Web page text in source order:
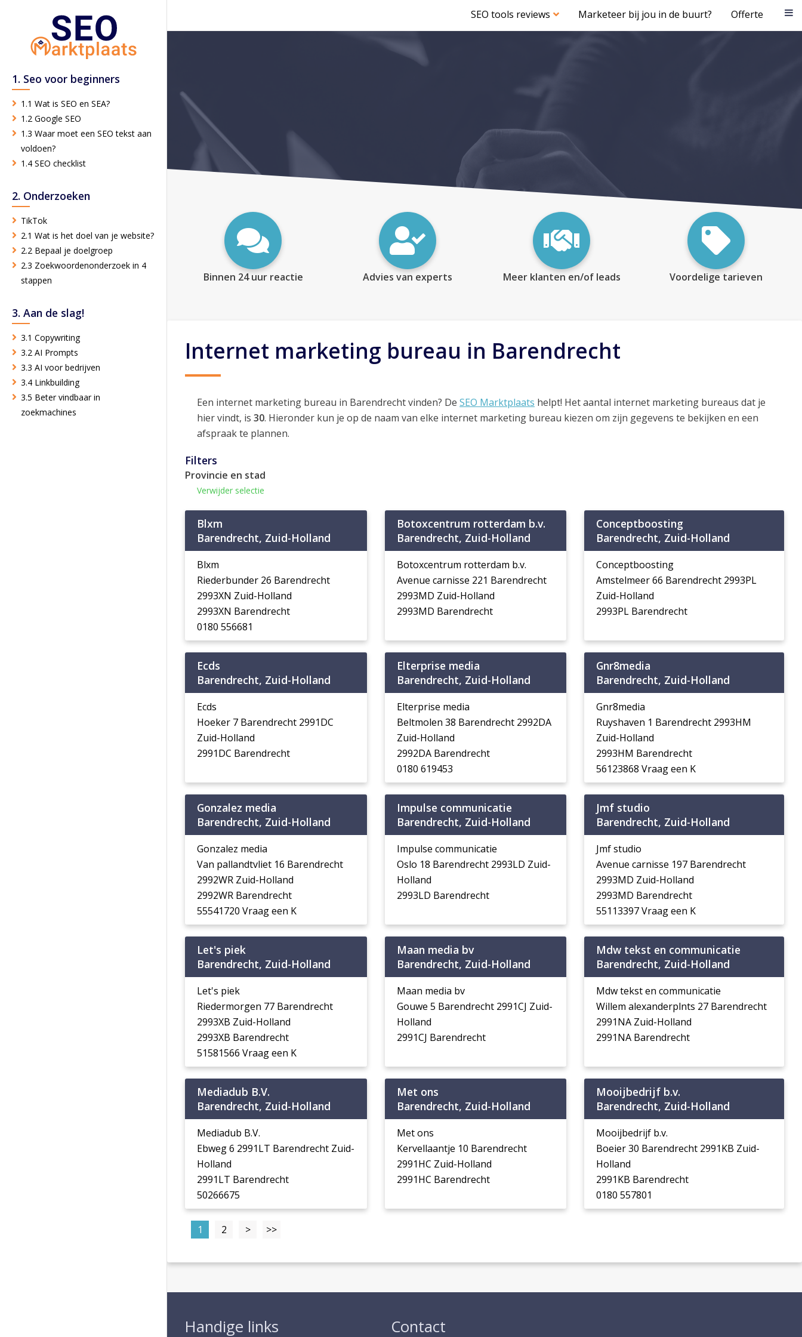
SEO tools reviews Marketeer bij jou in de buurt? Offerte
1. Seo voor beginners
1.1 Wat is SEO en SEA?
1.2 Google SEO
1.3 Waar moet een SEO tekst aan
voldoen?
1.4 SEO checklist
2. Onderzoeken
TikTok
2.1 Wat is het doel van je website?
2.2 Bepaal je doelgroep
2.3 Zoekwoordenonderzoek in 4
stappen
3. Aan de slag!
3.1 Copywriting
3.2 AI Prompts
3.3 AI voor bedrijven
3.4 Linkbuilding
3.5 Beter vindbaar in
zoekmachines
Binnen 24 uur reactie Advies van experts Meer klanten en/of leads Voordelige tarieven
Internet marketing bureau in Barendrecht
Een internet marketing bureau in Barendrecht vinden? De SEO Marktplaats helpt! Het aantal internet marketing bureaus dat je
hier vindt, is 30. Hieronder kun je op de naam van elke internet marketing bureau kiezen om zijn gegevens te bekijken en een
afspraak te plannen.
Filters
Provincie en stad
Verwijder selectie
Blxm
Barendrecht, Zuid-Holland
Blxm
Riederbunder 26 Barendrecht
2993XN Zuid-Holland
2993XN Barendrecht
0180 556681
Botoxcentrum rotterdam b.v.
Barendrecht, Zuid-Holland
Botoxcentrum rotterdam b.v.
Avenue carnisse 221 Barendrecht
2993MD Zuid-Holland
2993MD Barendrecht
Conceptboosting
Barendrecht, Zuid-Holland
Conceptboosting
Amstelmeer 66 Barendrecht 2993PL
Zuid-Holland
2993PL Barendrecht
Ecds
Barendrecht, Zuid-Holland
Ecds
Hoeker 7 Barendrecht 2991DC
Zuid-Holland
2991DC Barendrecht
Elterprise media
Barendrecht, Zuid-Holland
Elterprise media
Beltmolen 38 Barendrecht 2992DA
Zuid-Holland
2992DA Barendrecht
0180 619453
Gnr8media
Barendrecht, Zuid-Holland
Gnr8media
Ruyshaven 1 Barendrecht 2993HM
Zuid-Holland
2993HM Barendrecht
56123868 Vraag een K
Gonzalez media
Barendrecht, Zuid-Holland
Gonzalez media
Van pallandtvliet 16 Barendrecht
2992WR Zuid-Holland
2992WR Barendrecht
55541720 Vraag een K
Impulse communicatie
Barendrecht, Zuid-Holland
Impulse communicatie
Oslo 18 Barendrecht 2993LD Zuid-
Holland
2993LD Barendrecht
Jmf studio
Barendrecht, Zuid-Holland
Jmf studio
Avenue carnisse 197 Barendrecht
2993MD Zuid-Holland
2993MD Barendrecht
55113397 Vraag een K
Let's piek
Barendrecht, Zuid-Holland
Let's piek
Riedermorgen 77 Barendrecht
2993XB Zuid-Holland
2993XB Barendrecht
51581566 Vraag een K
Maan media bv
Barendrecht, Zuid-Holland
Maan media bv
Gouwe 5 Barendrecht 2991CJ Zuid-
Holland
2991CJ Barendrecht
Mdw tekst en communicatie
Barendrecht, Zuid-Holland
Mdw tekst en communicatie
Willem alexanderplnts 27 Barendrecht
2991NA Zuid-Holland
2991NA Barendrecht
Mediadub B.V.
Barendrecht, Zuid-Holland
Mediadub B.V.
Ebweg 6 2991LT Barendrecht Zuid-
Holland
2991LT Barendrecht
50266675
Met ons
Barendrecht, Zuid-Holland
Met ons
Kervellaantje 10 Barendrecht
2991HC Zuid-Holland
2991HC Barendrecht
Mooijbedrijf b.v.
Barendrecht, Zuid-Holland
Mooijbedrijf b.v.
Boeier 30 Barendrecht 2991KB Zuid-
Holland
2991KB Barendrecht
0180 557801
1 2 > >>
Handige links Contact